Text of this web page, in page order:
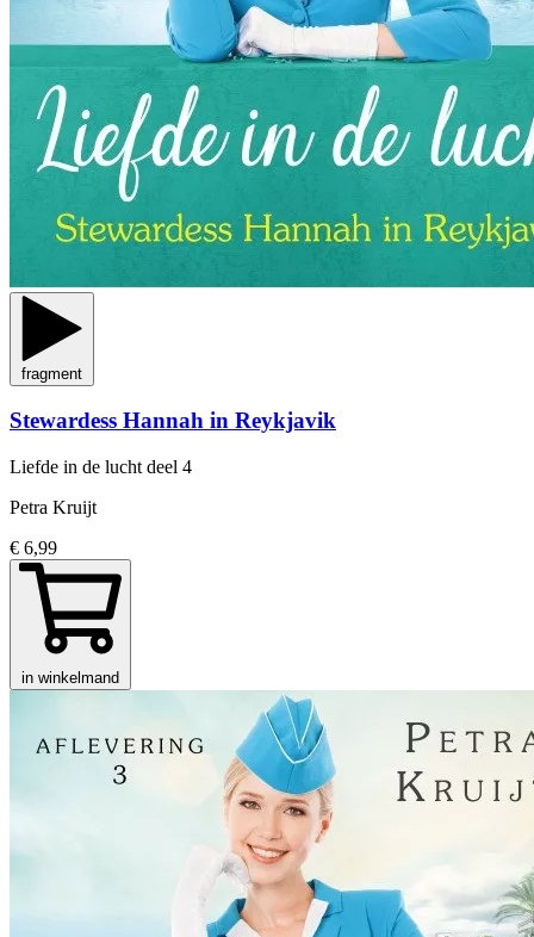
fragment
Stewardess Hannah in Reykjavik
Liefde in de lucht deel 4
Petra Kruijt
€ 6,99
in winkelmand